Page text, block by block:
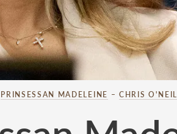
PRINSESSAN MADELEINE – CHRIS